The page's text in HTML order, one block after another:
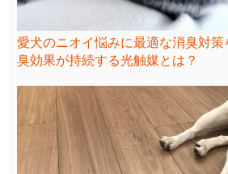
愛犬のニオイ悩みに最適な消臭対
臭効果が持続する光触媒とは？